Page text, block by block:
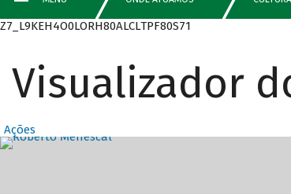
Z7_L9KEH4O0LORH80ALCLTPF80S71
Visualizador
Ações
Destaques